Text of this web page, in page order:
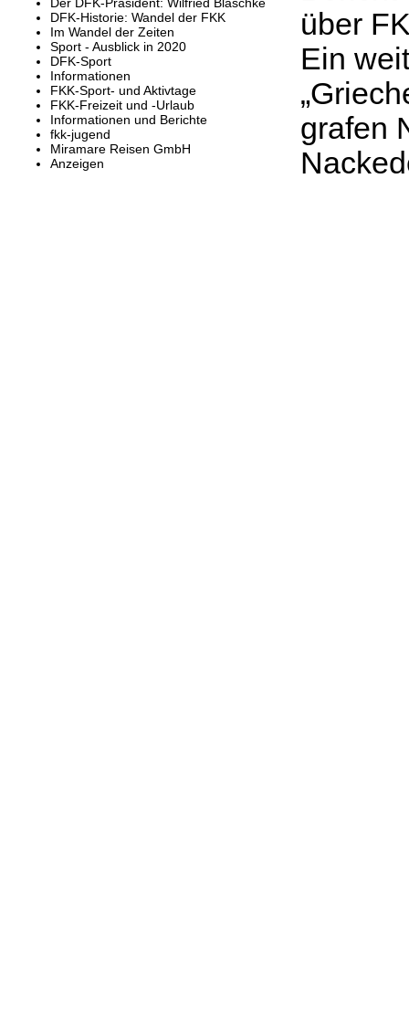
DFK-Historie: Wandel der FKK
Im Wandel der Zeiten
Sport - Ausblick in 2020
DFK-Sport
Informationen
FKK-Sport- und Aktivtage
FKK-Freizeit und -Urlaub
Informationen und Berichte
fkk-jugend
Miramare Reisen GmbH
Anzeigen
über
Ein
grafen